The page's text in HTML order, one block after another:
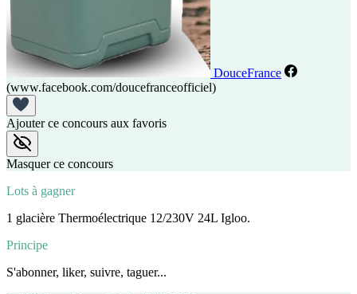
DouceFrance
(www.facebook.com/doucefranceofficiel)
Ajouter ce concours aux favoris
Masquer ce concours
Lots à gagner
1 glacière Thermoélectrique 12/230V 24L Igloo.
Principe
S'abonner, liker, suivre, taguer...